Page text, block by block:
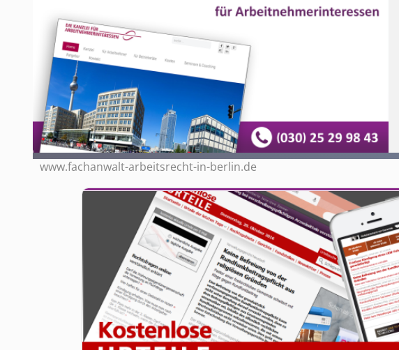
www.fachanwalt-arbeitsrecht-in-berlin.de